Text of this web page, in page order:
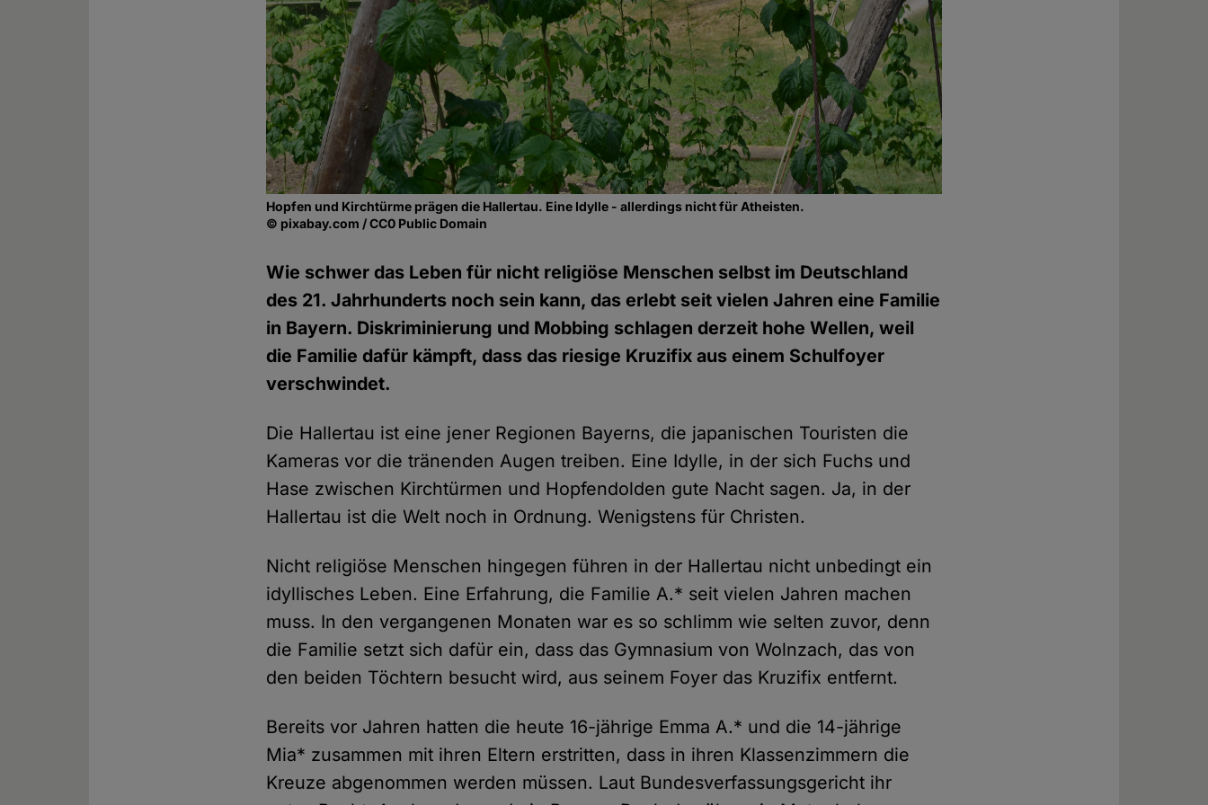
Hopfen und Kirchtürme prägen die Hallertau. Eine Idylle - allerdings nicht für Atheisten.
© pixabay.com / CC0 Public Domain
Wie schwer das Leben für nicht religiöse Menschen selbst im Deutschland
des 21. Jahrhunderts noch sein kann, das erlebt seit vielen Jahren eine Familie
in Bayern. Diskriminierung und Mobbing schlagen derzeit hohe Wellen, weil
die Familie dafür kämpft, dass das riesige Kruzifix aus einem Schulfoyer
verschwindet.
Die Hallertau ist eine jener Regionen Bayerns, die japanischen Touristen die
Kameras vor die tränenden Augen treiben. Eine Idylle, in der sich Fuchs und
Hase zwischen Kirchtürmen und Hopfendolden gute Nacht sagen. Ja, in der
Hallertau ist die Welt noch in Ordnung. Wenigstens für Christen.
Nicht religiöse Menschen hingegen führen in der Hallertau nicht unbedingt ein
idyllisches Leben. Eine Erfahrung, die Familie A.* seit vielen Jahren machen
muss. In den vergangenen Monaten war es so schlimm wie selten zuvor, denn
die Familie setzt sich dafür ein, dass das Gymnasium von Wolnzach, das von
den beiden Töchtern besucht wird, aus seinem Foyer das Kruzifix entfernt.
Bereits vor Jahren hatten die heute 16-jährige Emma A.* und die 14-jährige
Mia* zusammen mit ihren Eltern erstritten, dass in ihren Klassenzimmern die
Kreuze abgenommen werden müssen. Laut Bundesverfassungsgericht ihr